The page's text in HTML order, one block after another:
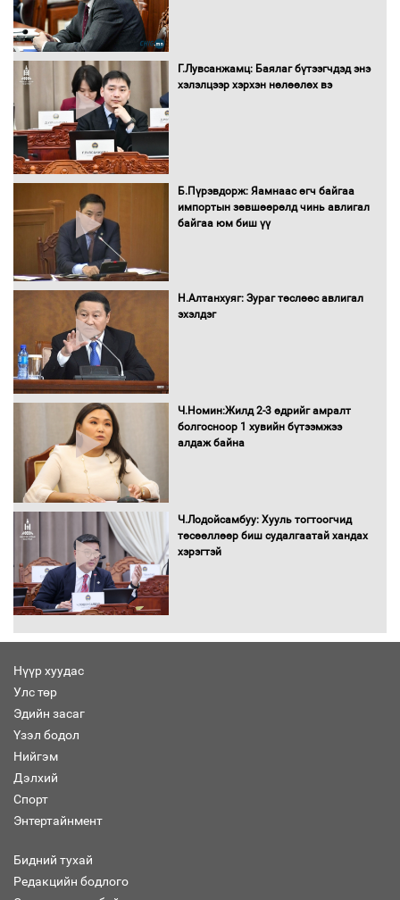
Монгол Улс “COP17”-д “Тал хээрийн
төлөвлөгөө”-гөө танилцуулна
худалдан авах журмыг баталлаа
шилжиж, найр наадам, зөвлөгөөн,
гадаад томилолтыг хориглолоо
Г.Лувсанжамц: Баялаг бүтээгчдэд энэ
хэлэлцээр хэрхэн нөлөөлөх вэ
Б.Пүрэвдорж: Яамнаас өгч байгаа
импортын зөвшөөрөлд чинь авлигал
байгаа юм биш үү
Н.Алтанхуяг: Зураг төслөөс авлигал
эхэлдэг
Ч.Номин:Жилд 2-3 өдрийг амралт
болгосноор 1 хувийн бүтээмжээ
алдаж байна
Ч.Лодойсамбуу: Хууль тогтоогчид
төсөөллөөр биш судалгаатай хандах
хэрэгтэй
Нүүр хуудас
Улс төр
Эдийн засаг
Үзэл бодол
Нийгэм
Дэлхий
Спорт
Энтертайнмент
Бидний тухай
Редакцийн бодлого